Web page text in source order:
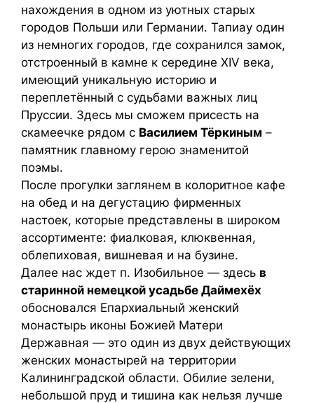
нахождения в одном из уютных старых
городов Польши или Германии. Тапиау один
из немногих городов, где сохранился замок,
отстроенный в камне к середине XIV века,
имеющий уникальную историю и
переплетённый с судьбами важных лиц
Пруссии. Здесь мы сможем присесть на
скамеечке рядом с Василием Тёркиным –
памятник главному герою знаменитой
поэмы.
После прогулки заглянем в колоритное кафе
на обед и на дегустацию фирменных
настоек, которые представлены в широком
ассортименте: фиалковая, клюквенная,
облепиховая, вишневая и на бузине.
Далее нас ждет п. Изобильное — здесь в
старинной немецкой усадьбе Даймехёх
обосновался Епархиальный женский
монастырь иконы Божией Матери
Державная — это один из двух действующих
женских монастырей на территории
Калининградской области. Обилие зелени,
небольшой пруд и тишина как нельзя лучше